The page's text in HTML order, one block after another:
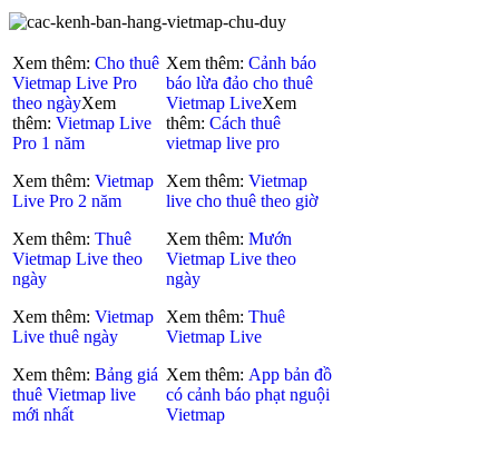
Xem thêm: Cho thuê
Vietmap Live Pro
theo ngàyXem
thêm: Vietmap Live
Pro 1 năm
Xem thêm: Vietmap
Live Pro 2 năm
Xem thêm: Thuê
Vietmap Live theo
ngày
Xem thêm: Vietmap
Live thuê ngày
Xem thêm: Bảng giá
thuê Vietmap live
mới nhất
Xem thêm: Cảnh báo
báo lừa đảo cho thuê
Vietmap LiveXem
thêm: Cách thuê
vietmap live pro
Xem thêm: Vietmap
live cho thuê theo giờ
Xem thêm: Mướn
Vietmap Live theo
ngày
Xem thêm: Thuê
Vietmap Live
Xem thêm: App bản đồ
có cảnh báo phạt nguội
Vietmap